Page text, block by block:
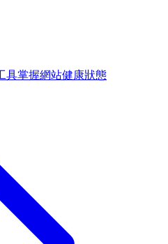
具掌握網站健康狀態